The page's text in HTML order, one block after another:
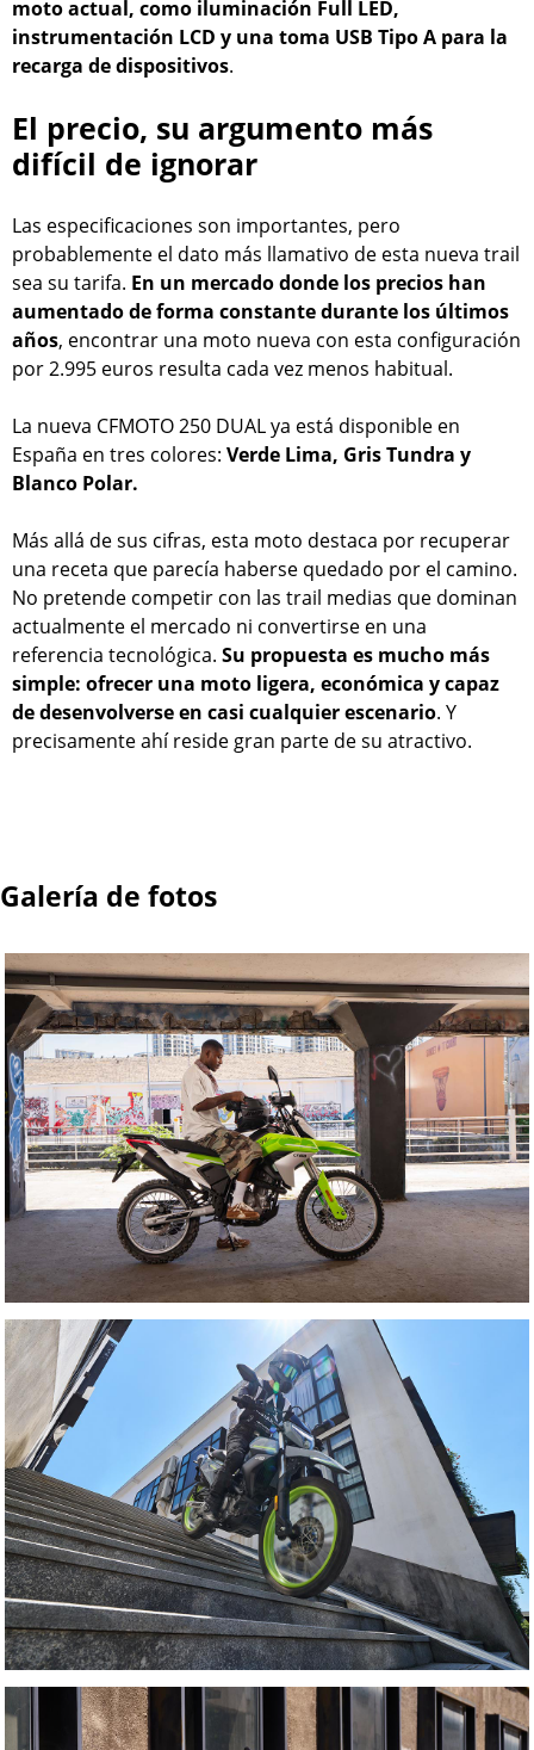
moto actual, como iluminación Full LED,
instrumentación LCD y una toma USB Tipo A para la
recarga de dispositivos.
El precio, su argumento más
difícil de ignorar
Las especificaciones son importantes, pero
probablemente el dato más llamativo de esta nueva trail
sea su tarifa. En un mercado donde los precios han
aumentado de forma constante durante los últimos
años, encontrar una moto nueva con esta configuración
por 2.995 euros resulta cada vez menos habitual.
La nueva CFMOTO 250 DUAL ya está disponible en
España en tres colores: Verde Lima, Gris Tundra y
Blanco Polar.
Más allá de sus cifras, esta moto destaca por recuperar
una receta que parecía haberse quedado por el camino.
No pretende competir con las trail medias que dominan
actualmente el mercado ni convertirse en una
referencia tecnológica. Su propuesta es mucho más
simple: ofrecer una moto ligera, económica y capaz
de desenvolverse en casi cualquier escenario. Y
precisamente ahí reside gran parte de su atractivo.
Galería de fotos